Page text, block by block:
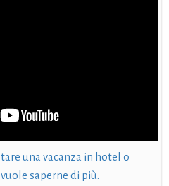
una vacanza in hotel o
saperne di più.